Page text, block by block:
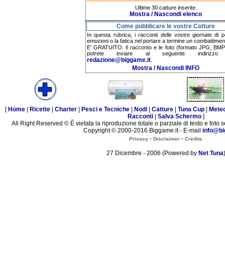
Ultime 30 catture inserite.
Mostra / Nascondi elenco
Come pubblicare le vostre Catture
In questa rubrica, i racconti delle vostre giornate di
emozioni o la fatica nel portare a termine un
E' GRATUITO. Il racconto e le foto (formato JPG,
potrete inviare al seguente indirizzo
redazione@biggame.it
Mostra / Nascondi INFO
[ Home Ricette Charter Pesci e Tecniche Nodi Catture Tuna Cup
Racconti| Salva Schermo]
All Right Reserved © È vietata la riproduzione totale o parziale di testo e foto
Copyright © 2000-2016 Biggame.it - E-mail
Privacy - Disclaimer - Credits
27 Dicembre - 2006 (Powered by Net Tuna)